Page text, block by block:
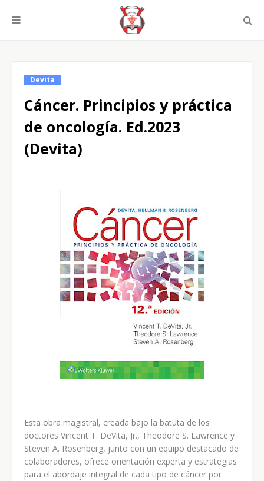
Devita
Cáncer. Principios y práctica
de oncología. Ed.2023
(Devita)
Esta obra magistral, creada bajo la batuta de los
doctores Vincent T. DeVita, Jr., Theodore S. Lawrence y
Steven A. Rosenberg, junto con un equipo destacado de
colaboradores, ofrece orientación experta y estrategias
para el abordaje integral de cada tipo de cáncer por